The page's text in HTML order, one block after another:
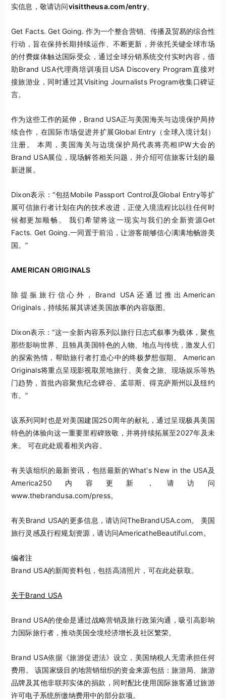
实信息，敬请访问visittheusa.com/entry。
Get Facts. Get Going. 作为一个整合营销、传播及贸易的综合性
行动，旨在保持长期持续运作、不断更新，并依托关键全球市场
的付费媒体触达国际受众，通过全球分销系统交付实时内容，借
助Brand USA代理商培训项目USA Discovery Program直接对
接旅游业，同时通过其Visiting Journalists Program收集口碑证
言。
作为这些工作的延伸，Brand USA正与美国海关与边境保护局持
续合作，在国际市场促进并扩展Global Entry（全球入境计划）
注册。 本周，美国海关与边境保护局代表将亮相IPW大会的
Brand USA展位，现场解答相关问题，并介绍可信旅客计划的最
新进展。
Dixon表示：“包括Mobile Passport Control及Global Entry等扩
展可信旅行者计划在内的技术改进，正使入境流程比以往任何时
候都更加顺畅。 我们希望将这一现实与我们的全新资源Get
Facts. Get Going.一同置于前沿，让游客能够信心满满地畅游美
国。”
AMERICAN ORIGINALS
除提振旅行信心外，Brand USA还通过推出American
Originals，持续拓展其讲述美国故事的内容版图。
Dixon表示：“这一全新内容系列以旅行日志式叙事为载体，聚焦
那些影响世界、且独具美国特色的人物、地点与传统，激发人们
的探索热情，帮助旅行者打造心中的终极梦想假期。American
Originals将重点呈现影视取景地旅行、美食之旅、现场娱乐等热
门趋势，首批内容聚焦纪念碑谷、孟菲斯、得克萨斯州以及纽约
市。”
该系列同时也是对美国建国250周年的献礼，通过呈现极具美国
特色的体验向这一重要里程碑致敬，并将持续拓展至2027年及未
来。 可在此处观看相关内容。
有关该组织的最新资讯，包括最新的What's New in the USA及
America250内容更新，请访问
www.thebrandusa.com/press。
有关Brand USA的更多信息，请访问TheBrandUSA.com。 美国
旅行灵感及行程规划资源，请访问AmericatheBeautiful.com。
编者注
Brand USA的新闻资料包，包括高清照片，可在此处获取。
关于Brand USA
Brand USA的使命是通过战略营销及旅行政策沟通，吸引高影响
力国际旅行者，推动美国全境经济增长及社区繁荣。
Brand USA依据《旅游促进法》设立，美国纳税人无需承担任何
费用。 该国家级目的地营销组织的资金来源包括：旅游局、旅游
品牌及其他非联邦实体的捐款，同时配比使用国际旅客通过旅游
许可电子系统所缴纳费用中的部分款项。